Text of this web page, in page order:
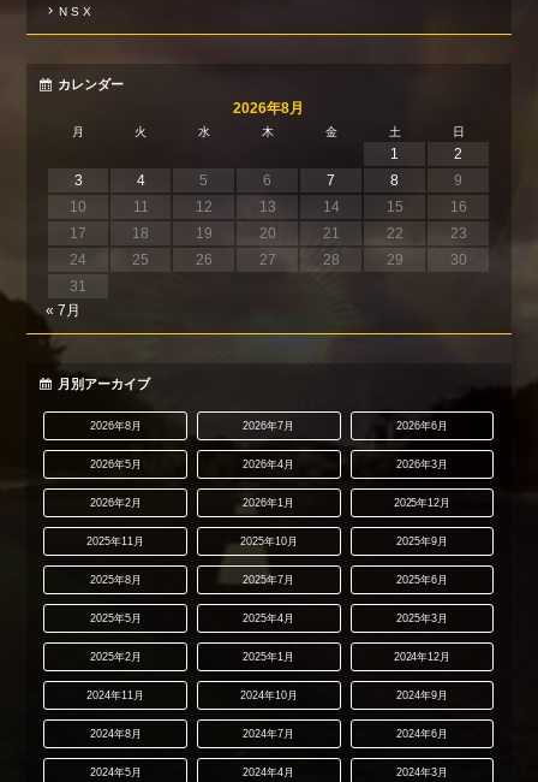
N S X
カレンダー
2026年8月
月 火 水 木 金 土 日
1
2
3
4 5 6 7 8
9
10
11 12 13 14 15
16
17
18 19 20 21 22
23
24
25 26 27 28 29
30
31
« 7月
月別アーカイブ
2026年8月 2026年7月 2026年6月
2026年5月 2026年4月 2026年3月
2026年2月 2026年1月 2025年12月
2025年11月 2025年10月 2025年9月
2025年8月 2025年7月 2025年6月
2025年5月 2025年4月 2025年3月
2025年2月 2025年1月 2024年12月
2024年11月 2024年10月 2024年9月
2024年8月 2024年7月 2024年6月
2024年5月 2024年4月 2024年3月